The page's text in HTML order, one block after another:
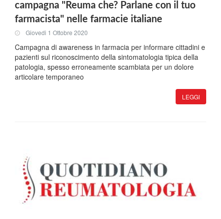
campagna "Reuma che? Parlane con il tuo
farmacista" nelle farmacie italiane
Giovedi 1 Ottobre 2020
Campagna di awareness in farmacia per informare cittadini e
pazienti sul riconoscimento della sintomatologia tipica della
patologia, spesso erroneamente scambiata per un dolore
articolare temporaneo
LEGGI